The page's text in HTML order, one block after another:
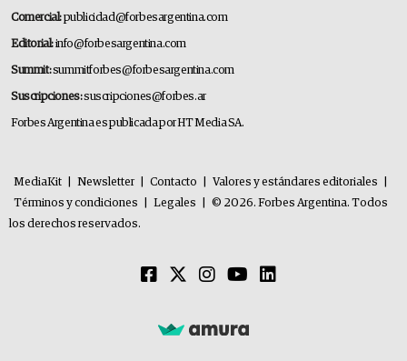
Comercial:publicidad@forbesargentina.com
Editorial:info@forbesargentina.com
Summit:summitforbes@forbesargentina.com
Suscripciones:suscripciones@forbes.ar
Forbes Argentina es publicada por HT Media SA.
MediaKit Newsletter Contacto Valores y estándares editoriales
Términos y condiciones
Legales
© 2026. Forbes Argentina. Todos
los derechos reservados.